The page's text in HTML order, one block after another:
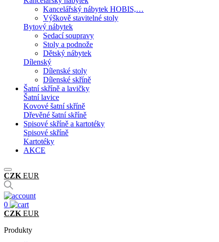
Kancelářský nábytek HOBIS,…
Výškově stavitelné stoly
Bytový nábytek
Sedací soupravy
Stoly a podnože
Dětský nábytek
Dílenský
Dílenské stoly
Dílenské skříně
Šatní skříně a lavičky
Šatní lavice
Kovové šatní skříně
Dřevěné šatní skříně
Spisové skříně a kartotéky
Spisové skříně
Kartotéky
AKCE
CZK EUR
0
CZK EUR
Produkty